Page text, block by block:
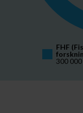
FHF
300